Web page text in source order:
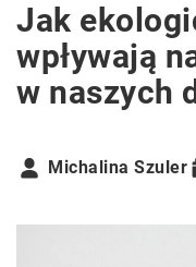
Jak
wpływają
w naszych
Michalina Szuler